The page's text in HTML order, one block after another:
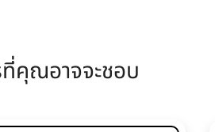
คุณอาจจะชอบ